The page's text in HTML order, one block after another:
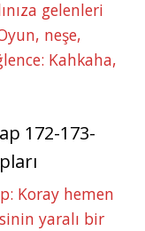
gelenleri
neşe,
Kahkaha,
172-173-
Koray hemen
yaralı bir